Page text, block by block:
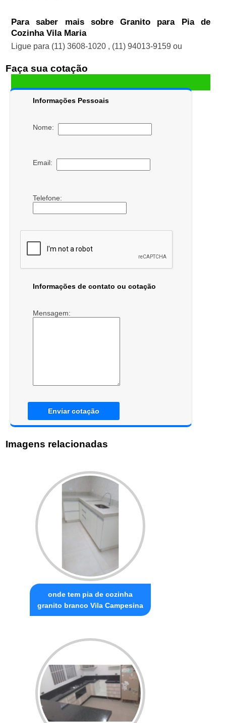
Para saber mais sobre Granito para Pia de
Cozinha Vila Maria
Ligue para (11) 3608-1020 , (11) 94013-9159 ou
Faça sua cotação
Informações Pessoais
Nome:
Email:
Telefone:
Informações de contato ou cotação
Mensagem:
Enviar cotação
Imagens relacionadas
onde tem pia de cozinha
granito branco Vila Campesina